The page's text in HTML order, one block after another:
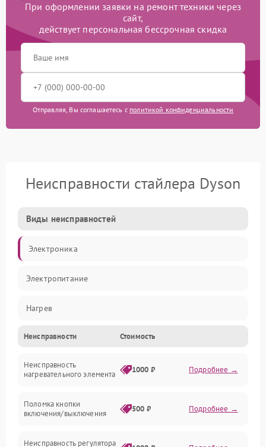
При оформлении заявки на ремонт техники через
сайт,
действует персональная бессрочная скидка
Отправляя, Вы соглашаетесь с политикой конфиденциальности
Неисправности стайлера Dyson
Виды неисправностей
Электроника
Электропитание
Нагрев
Механические повреждения
Неисправности Стоимость
Неисправность
нагревательного элемента
1000 ₽ Подробнее →
Поломка кнопки
включения/выключения
500 ₽ Подробнее →
Неисправность регулятора